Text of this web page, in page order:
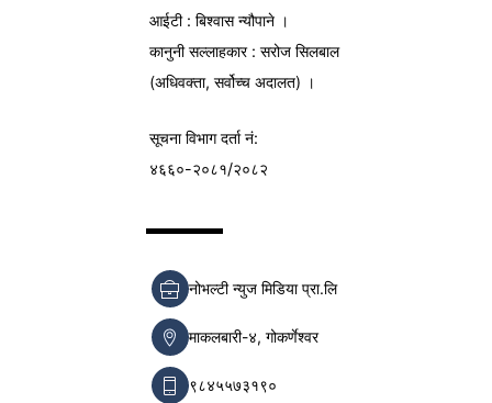
आईटी : बिश्वास न्यौपाने ।
कानुनी सल्लाहकार : सरोज सिलबाल
(अधिवक्ता, सर्वोच्च अदालत) ।
सूचना विभागदर्ता नं:
४६६०-२०८१/२०८२
नोभल्टी न्युज मिडिया प्रा.लि
माकलबारी-४, गोकर्णेश्वर
९८४५५७३१९०